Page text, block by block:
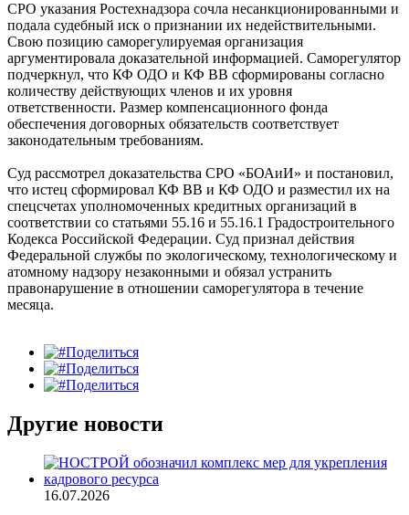
СРО указания Ростехнадзора сочла несанкционированными и
подала судебный иск о признании их недействительными.
Свою позицию саморегулируемая организация
аргументировала доказательной информацией. Саморегулятор
подчеркнул, что КФ ОДО и КФ ВВ сформированы согласно
количеству действующих членов и их уровня
ответственности. Размер компенсационного фонда
обеспечения договорных обязательств соответствует
законодательным требованиям.
Суд рассмотрел доказательства СРО «БОАиИ» и постановил,
что истец сформировал КФ ВВ и КФ ОДО и разместил их на
спецсчетах уполномоченных кредитных организаций в
соответствии со статьями 55.16 и 55.16.1 Градостроительного
Кодекса Российской Федерации. Суд признал действия
Федеральной службы по экологическому, технологическому и
атомному надзору незаконными и обязал устранить
правонарушение в отношении саморегулятора в течение
месяца.
Поделиться
Поделиться
Поделиться
Другие новости
16.07.2026